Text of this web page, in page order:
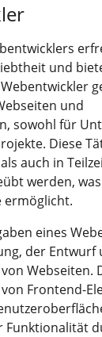
und
und
sowohl für
Diese
auch in
werden,
ermöglicht.
eines
der Entwurf
Webseiten.
Frontend-
Funktionalität